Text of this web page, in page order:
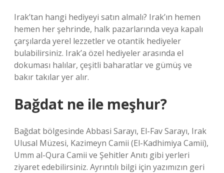
Irak’tan hangi hediyeyi satın almalı? Irak’ın hemen
hemen her şehrinde, halk pazarlarında veya kapalı
çarşılarda yerel lezzetler ve otantik hediyeler
bulabilirsiniz. Irak’a özel hediyeler arasında el
dokuması halılar, çeşitli baharatlar ve gümüş ve
bakır takılar yer alır.
Bağdat ne ile meşhur?
Bağdat bölgesinde Abbasi Sarayı, El-Fav Sarayı, Irak
Ulusal Müzesi, Kazimeyn Camii (El-Kadhimiya Camii),
Umm al-Qura Camii ve Şehitler Anıtı gibi yerleri
ziyaret edebilirsiniz. Ayrıntılı bilgi için yazımızın geri